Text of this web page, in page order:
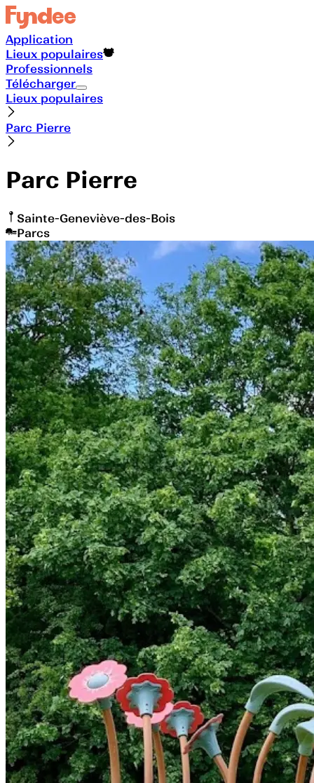
Application
Lieux populaires
Professionnels
Télécharger
Lieux populaires
Parc Pierre
Parc Pierre
Sainte-Geneviève-des-Bois
Parcs